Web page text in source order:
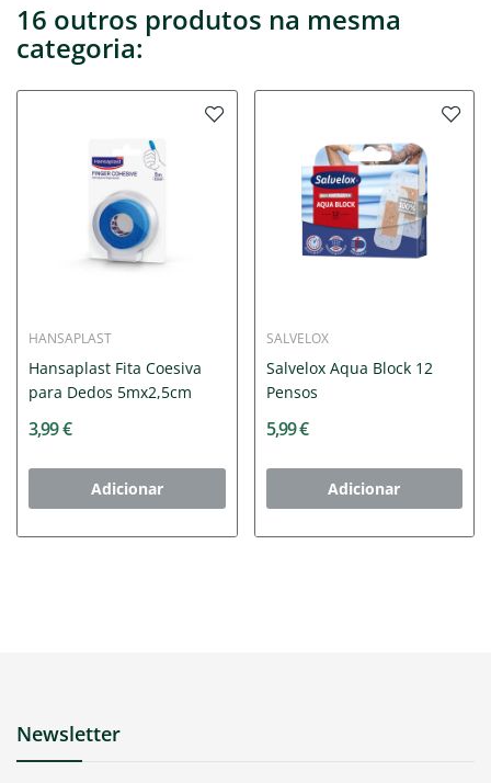
16 outros produtos na mesma
categoria:
HANSAPLAST
Hansaplast Fita Coesiva
para Dedos 5mx2,5cm
3,99 €
Adicionar
SALVELOX
Salvelox Aqua Block 12
Pensos
5,99 €
Adicionar
Newsletter